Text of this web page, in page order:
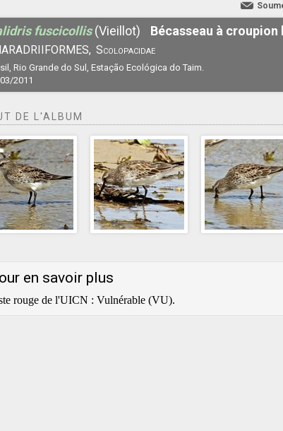
fuscicollis (Vieillot) Bécasseau à croupion
Scolopacidae
Rio Grande do Sul, Estação Ecológica do Taim.
2011
DE L'ALBUM
en savoir plus
rouge de l'UICN : Vulnérable (VU).